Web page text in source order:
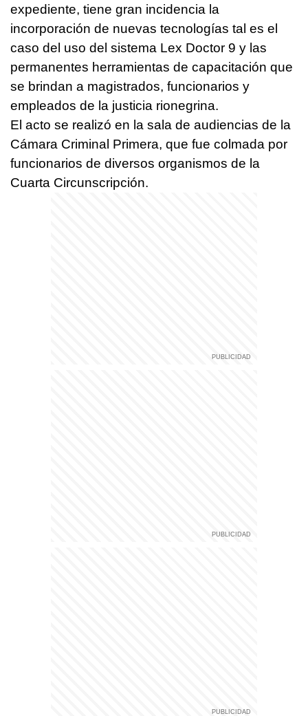
expediente, tiene gran incidencia la
incorporación de nuevas tecnologías tal es el
caso del uso del sistema Lex Doctor 9 y las
permanentes herramientas de capacitación que
se brindan a magistrados, funcionarios y
empleados de la justicia rionegrina.
El acto se realizó en la sala de audiencias de la
Cámara Criminal Primera, que fue colmada por
funcionarios de diversos organismos de la
Cuarta Circunscripción.